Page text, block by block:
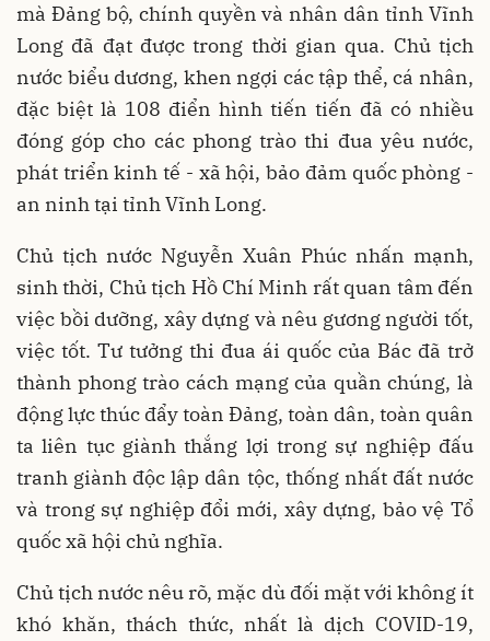
mà Đảng bộ, chính quyền và nhân dân tỉnh Vĩnh
Long đã đạt được trong thời gian qua. Chủ tịch
nước biểu dương, khen ngợi các tập thể, cá nhân,
đặc biệt là 108 điển hình tiến tiến đã có nhiều
đóng góp cho các phong trào thi đua yêu nước,
phát triển kinh tế - xã hội, bảo đảm quốc phòng -
an ninh tại tỉnh Vĩnh Long.
Chủ tịch nước Nguyễn Xuân Phúc nhấn mạnh,
sinh thời, Chủ tịch Hồ Chí Minh rất quan tâm đến
việc bồi dưỡng, xây dựng và nêu gương người tốt,
việc tốt. Tư tưởng thi đua ái quốc của Bác đã trở
thành phong trào cách mạng của quần chúng, là
động lực thúc đẩy toàn Đảng, toàn dân, toàn quân
ta liên tục giành thắng lợi trong sự nghiệp đấu
tranh giành độc lập dân tộc, thống nhất đất nước
và trong sự nghiệp đổi mới, xây dựng, bảo vệ Tổ
quốc xã hội chủ nghĩa.
Chủ tịch nước nêu rõ, mặc dù đối mặt với không ít
khó khăn, thách thức, nhất là dịch COVID-19,